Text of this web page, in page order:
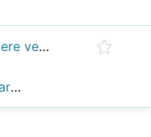
Hvordan gjør du tennene hvitere ved å bruke husholdningsartikler?
Er det dårlig for tennene å spise barbert is?